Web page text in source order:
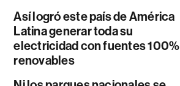
Así logró este país de América
Latina generar toda su
electricidad con fuentes 100%
renovables